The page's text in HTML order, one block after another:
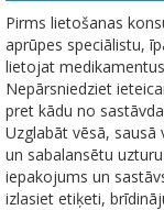
Pirms lietošanas
aprūpes speciālistu,
lietojat
Nepārsniedziet
pret kādu no
Uzglabāt vēsā,
un sabalansētu
iepakojums un
izlasiet etiķeti,